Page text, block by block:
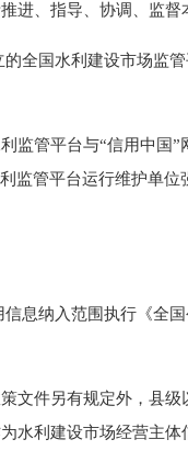
、指导、协调、监督
国水利建设市场监管
管平台与“信用中国”
监管平台运行维护单
纳入范围执行《全国
件另有规定外，县级
水利建设市场经营主体